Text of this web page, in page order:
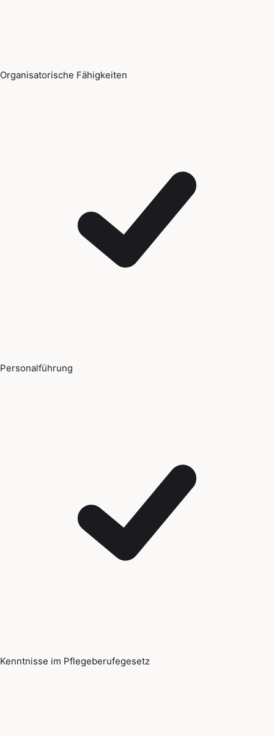
Organisatorische Fähigkeiten
Personalführung
Kenntnisse im Pflegeberufegesetz